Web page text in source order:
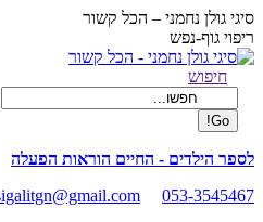
Skip
to
content
סיגי גולן נחמני – הכל קשור
ריפוי גוף-נפש
Facebook
opens
new
window
Search:
חיפוש
לספר הילדים - החיים הוראות הפעלה
053-3545467